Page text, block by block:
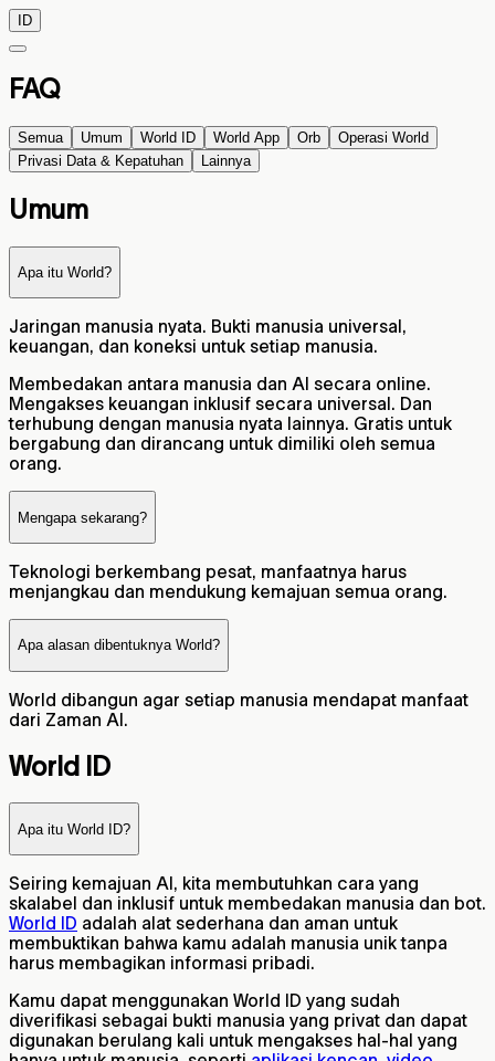
ID
FAQ
Semua Umum World ID World App Orb
Operasi World
Privasi Data & Kepatuhan
Lainnya
Umum
Apa itu World?
Jaringan manusia nyata. Bukti manusia universal,
keuangan, dan koneksi untuk setiap manusia.
Membedakan antara manusia dan AI secara online.
Mengakses keuangan inklusif secara universal. Dan
terhubung dengan manusia nyata lainnya. Gratis untuk
bergabung dan dirancang untuk dimiliki oleh semua
orang.
Mengapa sekarang?
Teknologi berkembang pesat, manfaatnya harus
menjangkau dan mendukung kemajuan semua orang.
Apa alasan dibentuknya World?
World dibangun agar setiap manusia mendapat manfaat
dari Zaman AI.
World ID
Apa itu World ID?
Seiring kemajuan AI, kita membutuhkan cara yang
skalabel dan inklusif untuk membedakan manusia dan bot.
World ID adalah alat sederhana dan aman untuk
membuktikan bahwa kamu adalah manusia unik tanpa
harus membagikan informasi pribadi.
Kamu dapat menggunakan World ID yang sudah
diverifikasi sebagai bukti manusia yang privat dan dapat
digunakan berulang kali untuk mengakses hal-hal yang